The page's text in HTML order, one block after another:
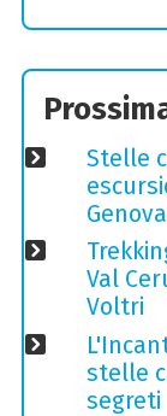
Stelle
Val
Voltri
stelle
segreti